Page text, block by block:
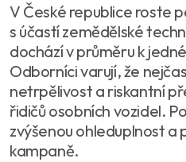
V České republice roste
s účastí zemědělské
dochází v průměru k
Odborníci varují, že
netrpělivost a riskantní
řidičů osobních vozidel.
zvýšenou ohleduplnost a
kampaně.